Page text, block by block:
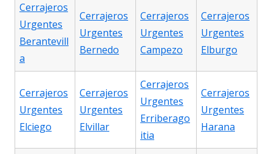
Cerrajeros
Urgentes
Berantevill
a
Cerrajeros
Urgentes
Bernedo
Cerrajeros
Urgentes
Campezo
Cerrajeros
Urgentes
Elburgo
Cerrajeros
Urgentes
Elciego
Cerrajeros
Urgentes
Elvillar
Cerrajeros
Urgentes
Erriberago
itia
Cerrajeros
Urgentes
Harana